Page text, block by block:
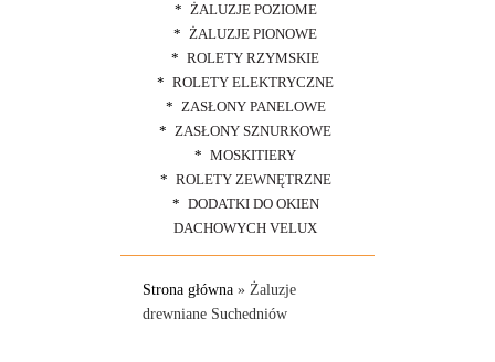
ŻALUZJE POZIOME
ŻALUZJE PIONOWE
ROLETY RZYMSKIE
ROLETY ELEKTRYCZNE
ZASŁONY PANELOWE
ZASŁONY SZNURKOWE
MOSKITIERY
ROLETY ZEWNĘTRZNE
DODATKI DO OKIEN
DACHOWYCH VELUX
Strona główna » Żaluzje
drewniane Suchedniów